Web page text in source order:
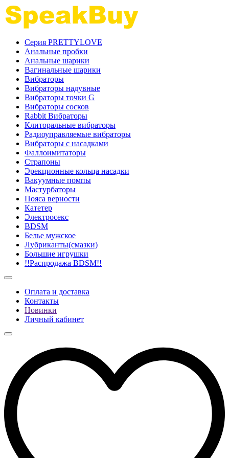
Серия PRETTYLOVE
Анальные пробки
Анальные шарики
Вагинальные шарики
Вибраторы
Вибраторы надувные
Вибраторы точки G
Вибраторы сосков
Rabbit Вибраторы
Клиторальные вибраторы
Радиоуправляемые вибраторы
Вибраторы с насадками
Фаллоимитаторы
Страпоны
Эрекционные кольца насадки
Вакуумные помпы
Мастурбаторы
Пояса верности
Катетер
Электросекс
BDSM
Белье мужское
Лубриканты(смазки)
Большие игрушки
!!Распродажа BDSM!!
Оплата и доставка
Контакты
Новинки
Личный кабинет